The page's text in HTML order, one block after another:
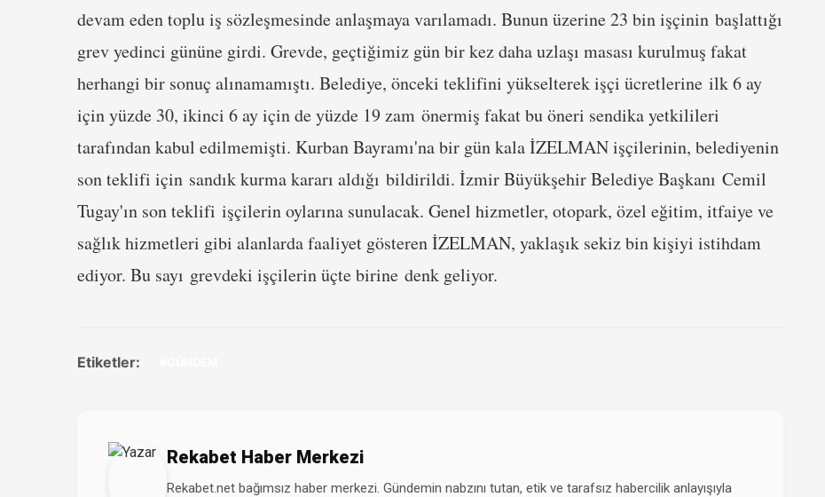
devam eden toplu iş sözleşmesinde anlaşmaya varılamadı. Bunun üzerine 23 bin işçinin başlattığı
grev yedinci gününe girdi. Grevde, geçtiğimiz gün bir kez daha uzlaşı masası kurulmuş fakat
herhangi bir sonuç alınamamıştı. Belediye, önceki teklifini yükselterek işçi ücretlerine ilk 6 ay
için yüzde 30, ikinci 6 ay için de yüzde 19 zam önermiş fakat bu öneri sendika yetkilileri
tarafından kabul edilmemişti. Kurban Bayramı'na bir gün kala İZELMAN işçilerinin, belediyenin
son teklifi için sandık kurma kararı aldığı bildirildi. İzmir Büyükşehir Belediye Başkanı Cemil
Tugay'ın son teklifi işçilerin oylarına sunulacak. Genel hizmetler, otopark, özel eğitim, itfaiye ve
sağlık hizmetleri gibi alanlarda faaliyet gösteren İZELMAN, yaklaşık sekiz bin kişiyi istihdam
ediyor. Bu sayı grevdeki işçilerin üçte birine denk geliyor.
Etiketler:
Rekabet Haber Merkezi
Rekabet.net bağımsız haber merkezi. Gündemin nabzını tutan, etik ve tarafsız habercilik anlayışıyla